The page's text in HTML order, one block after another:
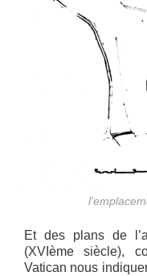
Et des plans de
(XVIème siècle),
Vatican nous